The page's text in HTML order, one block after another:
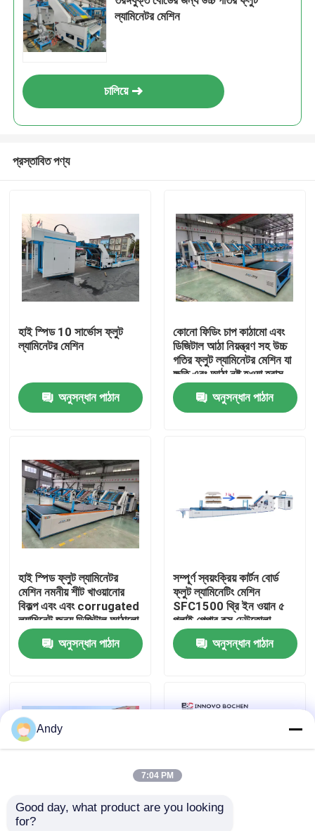
পণ্য
ভিআর শো
কারখানা ভ্রমণ
মান নিয়ন্ত্রণ
উচ্চ গতির বাঁশি ল্যামিনেটর মেশিন
স্বয়ংক্রিয় বাঁশি লেমিনেটর মেশিন
লিথো ল্যামিনেটর
ল্যামিনেটর মেশিন
চালিয়ে
প্রস্তাবিত পণ্য
হাই স্পিড 10 সার্ভোস ফ্লুট
ল্যামিনেটর মেশিন
অনুসন্ধান পাঠান
কোনো ফিডিং চাপ কাঠামো এবং
ডিজিটাল আঠা নিয়ন্ত্রণ সহ উচ্চ
গতির ফ্লুট ল্যামিনেটর মেশিন যা
ক্ষতি এবং আঠা নষ্ট হওয়া হ্রাস
করে
অনুসন্ধান পাঠান
হাই স্পিড ফ্লুট ল্যামিনেটর
মেশিন নমনীয় শীট খাওয়ানোর
বিকল্প এবং এবং corrugated
ল্যামিনেট জন্য ডিজিটাল আঠালো
নিয়ন্ত্রণ প্রস্তাব
অনুসন্ধান পাঠান
সম্পূর্ণ স্বয়ংক্রিয় কার্টন বোর্ড
ফ্লুট ল্যামিনেটিং মেশিন
SFC1500 থ্রি ইন ওয়ান ৫
প্লাই পেপার বক্স ঢেউতোলা
কার্ডবোর্ড ফ্লুট ল্যামিনেটর মেশিন
অনুসন্ধান পাঠান
স্বয়ংক্রিয় হাই স্পিড ফ্লুট
Andy
7:04 PM
Good day, what product are you looking
for?